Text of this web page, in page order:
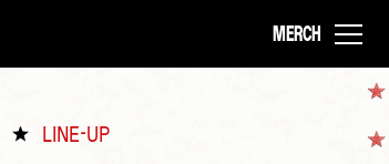
MERCH
LINE-UP